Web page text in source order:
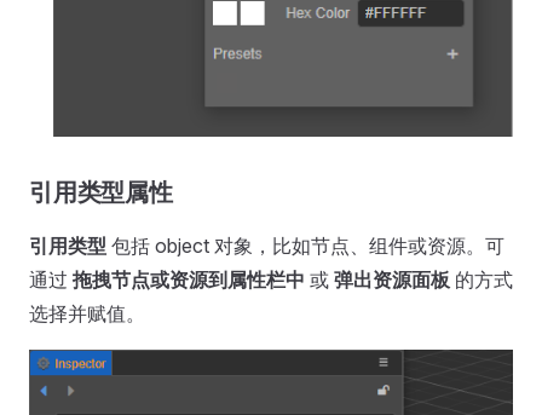
引用类型属性
引用类型 包括 object 对象，比如节点、组件或资源。可
通过 拖拽节点或资源到属性栏中 或 弹出资源面板 的方式
选择并赋值。